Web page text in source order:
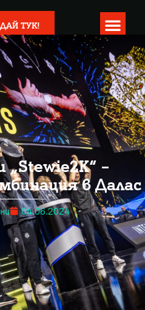
ТУК!
„Stewie2K“ –
в Далас
04.06.2024